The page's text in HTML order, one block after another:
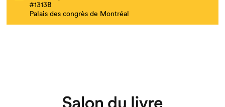
#1313B
Palais des congrès de Montréal